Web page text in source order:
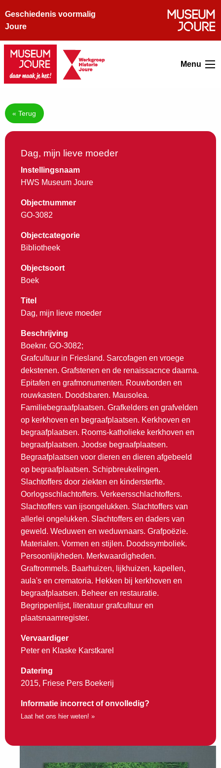
Geschiedenis voormalig
Joure
Menu
« Terug
Dag, mijn lieve moeder
Instellingsnaam
HWS Museum Joure
Objectnummer
GO-3082
Objectcategorie
Bibliotheek
Objectsoort
Boek
Titel
Dag, mijn lieve moeder
Beschrijving
Boeknr. GO-3082;
Grafcultuur in Friesland. Sarcofagen en vroege
dekstenen. Grafstenen en de renaissacnce daarna.
Epitafen en grafmonumenten. Rouwborden en
rouwkasten. Doodsbaren. Mausolea.
Familiebegraafplaatsen. Grafkelders en grafvelden
op kerkhoven en begraafplaatsen. Kerkhoven en
begraafplaatsen. Rooms-katholieke kerkhoven en
begraafplaatsen. Joodse begraafplaatsen.
Begraafplaatsen voor dieren en dieren afgebeeld
op begraafplaatsen. Schipbreukelingen.
Slachtoffers door ziekten en kindersterfte.
Oorlogsschlachtoffers. Verkeersschlachtoffers.
Slachtoffers van ijsongelukken. Slachtoffers van
allerlei ongelukken. Slachtoffers en daders van
geweld. Weduwen en weduwnaars. Grafpoëzie.
Materialen. Vormen en stijlen. Doodssymboliek.
Persoonlijkheden. Merkwaardigheden.
Graftrommels. Baarhuizen, lijkhuizen, kapellen,
aula's en crematoria. Hekken bij kerkhoven en
begraafplaatsen. Beheer en restauratie.
Begrippenlijst, literatuur grafcultuur en
plaatsnaamregister.
Vervaardiger
Peter en Klaske Karstkarel
Datering
2015, Friese Pers Boekerij
Informatie incorrect of onvolledig?
Laat het ons hier weten! »